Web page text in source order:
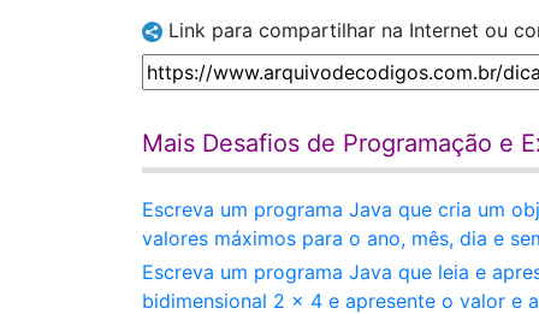
Link para compartilhar na Internet ou
Mais Desafios de Programação e
Escreva um programa Java que cria um
valores máximos para o ano, mês, dia e
Escreva um programa Java que leia e
bidimensional 2 x 4 e apresente o valor e